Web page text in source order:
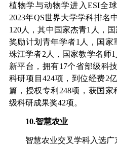
植物学与动物学进入 ESI全球
2023年QS世界大学学科排名
120人，其中国家杰青1 人，
奖励计划青年学者1 人，国家
珠江学者2 人，国家教学名师1
新平台 ， 拥有17个省部级科
科研项目424项，到位经费2
篇，授权专利 248项， 获国家
级科研成果奖42项。
10.智慧农业
智慧农业交叉学科入选